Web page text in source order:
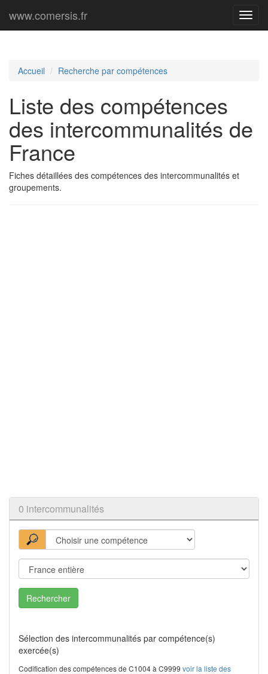
Menu
www.comersis.fr
Accueil Recherche par compétences
Liste des compétences
des intercommunalités de
France
Fiches détaillées des compétences des intercommunalités et
groupements.
0 intercommunalités
Rechercher
Sélection des intercommunalités par compétence(s)
exercée(s)
Codification des compétences de C1004 à C9999 voir la liste des